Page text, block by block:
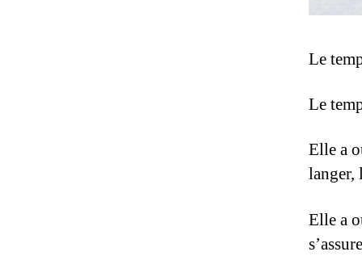
Le
Le
Elle a
langer,
Elle a